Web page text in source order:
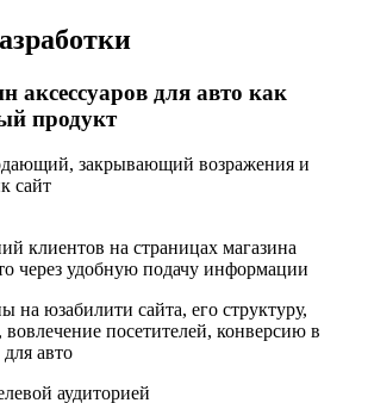
аксессуаров для авто как
продукт
закрывающий возражения и
сайт
клиентов на страницах магазина
через удобную подачу информации
на юзабилити сайта, его структуру,
вовлечение посетителей, конверсию в
для авто
аудиторией